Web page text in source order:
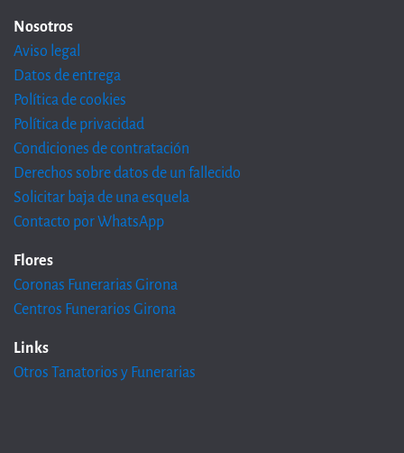
Nosotros
Aviso legal
Datos de entrega
Política de cookies
Política de privacidad
Condiciones de contratación
Derechos sobre datos de un fallecido
Solicitar baja de una esquela
Contacto por WhatsApp
Flores
Coronas Funerarias Girona
Centros Funerarios Girona
Links
Otros Tanatorios y Funerarias